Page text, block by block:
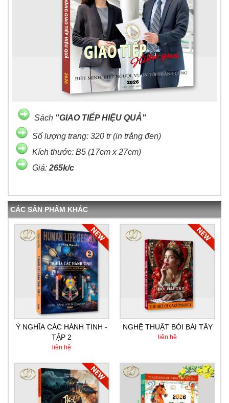
Sách "GIAO TIẾP HIỆU QUẢ"
Số lượng trang: 320 tr (in trắng đen)
Kích thước: B5 (17cm x 27cm)
Giá: 265k/c
CÁC SẢN PHẨM KHÁC
Ý NGHĨA CÁC HÀNH TINH -
TẬP 2
liên hệ
NGHỆ THUẬT BÓI BÀI TÂY
liên hệ